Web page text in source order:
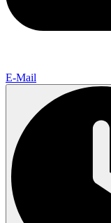
E-Mail